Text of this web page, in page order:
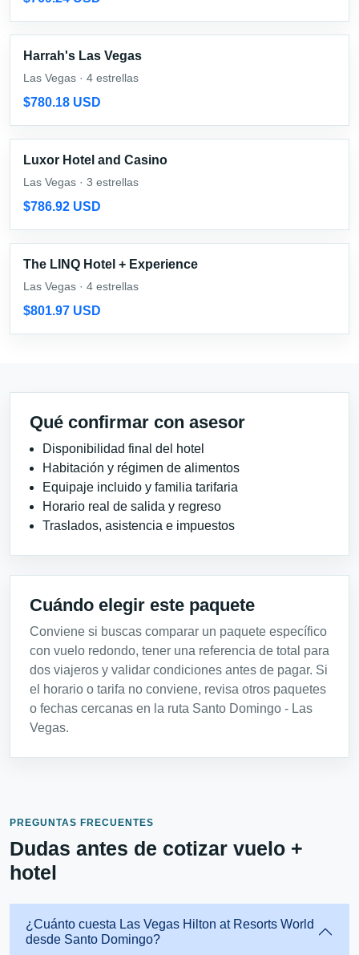
Harrah's Las Vegas
Las Vegas · 4 estrellas
$780.18 USD
Luxor Hotel and Casino
Las Vegas · 3 estrellas
$786.92 USD
The LINQ Hotel + Experience
Las Vegas · 4 estrellas
$801.97 USD
Qué confirmar con asesor
Disponibilidad final del hotel
Habitación y régimen de alimentos
Equipaje incluido y familia tarifaria
Horario real de salida y regreso
Traslados, asistencia e impuestos
Cuándo elegir este paquete
Conviene si buscas comparar un paquete específico
con vuelo redondo, tener una referencia de total para
dos viajeros y validar condiciones antes de pagar. Si
el horario o tarifa no conviene, revisa otros paquetes
o fechas cercanas en la ruta Santo Domingo - Las
Vegas.
PREGUNTAS FRECUENTES
Dudas antes de cotizar vuelo +
hotel
¿Cuánto cuesta Las Vegas Hilton at Resorts World
desde Santo Domingo?